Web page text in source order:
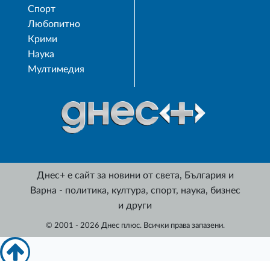
Спорт
Любопитно
Крими
Наука
Мултимедия
Днес+ е сайт за новини от света, България и
Варна - политика, култура, спорт, наука, бизнес
и други
© 2001 - 2026 Днес плюс. Всички права запазени.